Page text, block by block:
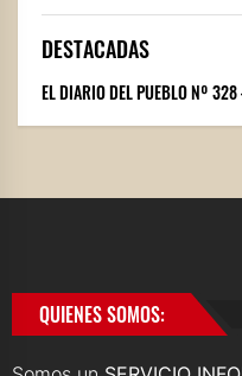
DESTACADAS
EL DIARIO DEL PUEBLO Nº
QUIENES SOMOS: